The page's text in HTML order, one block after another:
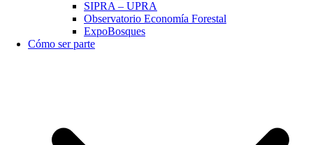
SIPRA – UPRA
Observatorio Economía Forestal
ExpoBosques
Cómo ser parte